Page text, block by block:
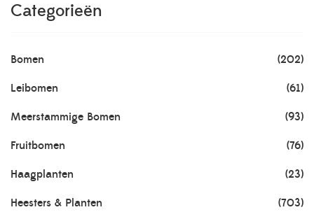
Categorieën
Bomen (202)
Leibomen (61)
Meerstammige Bomen (93)
Fruitbomen (76)
Haagplanten (23)
Heesters & Planten (703)